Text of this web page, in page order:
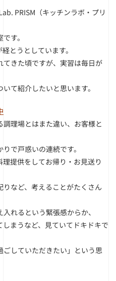
PRISM（キッチンラボ・プリ
す。
とうとしています。
きた頃ですが、実習は毎日が
て紹介したいと思います。
理場とはまた違い、お客様と
で戸惑いの連続です。
提供をしてお帰り・お見送り
など、考えることがたくさん
れるという緊張感からか、
まうなど、見ていてドキドキで
していただきたい」という思